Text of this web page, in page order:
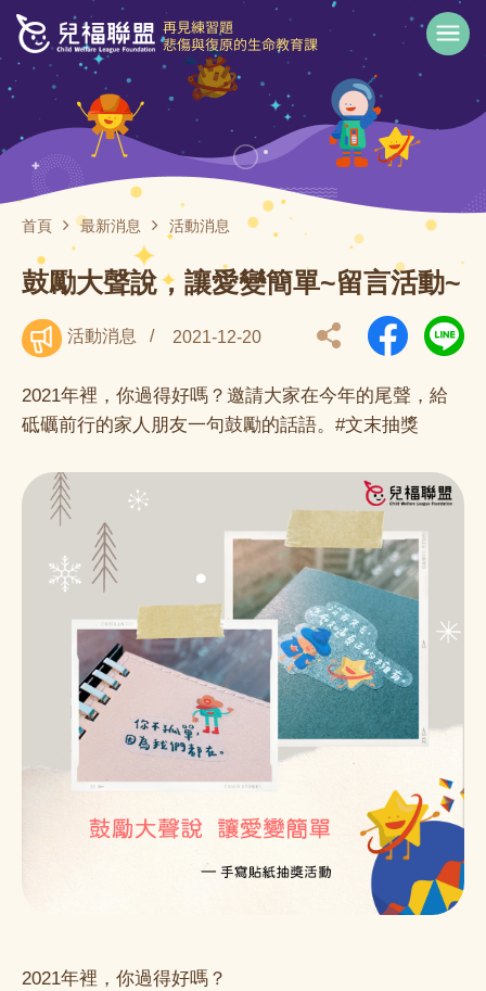
首頁 最新消息 活動消息
鼓勵大聲說，讓愛變簡單~留言活動~
活動消息 / 2021-12-20
2021年裡，你過得好嗎？邀請大家在今年的尾聲，給
砥礪前行的家人朋友一句鼓勵的話語。#文末抽獎
2021年裡，你過得好嗎？